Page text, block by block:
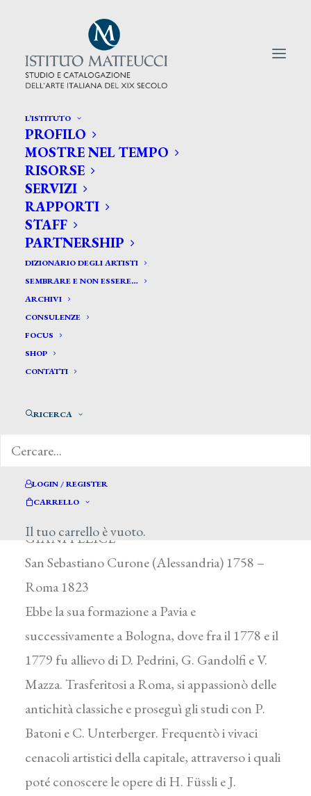
L’ISTITUTO
PROFILO
MOSTRE NEL TEMPO
RISORSE
SERVIZI
RAPPORTI
STAFF
PARTNERSHIP
DIZIONARIO DEGLI ARTISTI
SEMBRARE E NON ESSERE…
ARCHIVI
CONSULENZE
FOCUS
SHOP
CONTATTI
RICERCA
LOGIN / REGISTER
CARRELLO
Il tuo carrello è vuoto.
CERCA TRA GLI ARTISTI:
Search
for:
Giani Felice *
GIANI FELICE
San Sebastiano Curone (Alessandria) 1758 –
Roma 1823
Ebbe la sua formazione a Pavia e
successivamente a Bologna, dove fra il 1778 e il
1779 fu allievo di D. Pedrini, G. Gandolfi e V.
Mazza. Trasferitosi a Roma, si appassionò delle
antichità classiche e proseguì gli studi con P.
Batoni e C. Unterberger. Frequentò i vivaci
cenacoli artistici della capitale, attraverso i quali
poté conoscere le opere di H. Füssli e J.